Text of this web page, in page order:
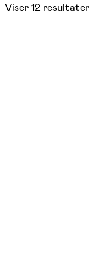
Viser12 resultater